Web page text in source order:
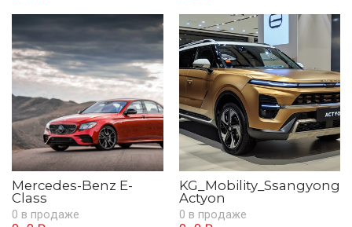
Mercedes-Benz E-
Class
0 в продаже
KG_Mobility_Ssangyong
Actyon
0 в продаже